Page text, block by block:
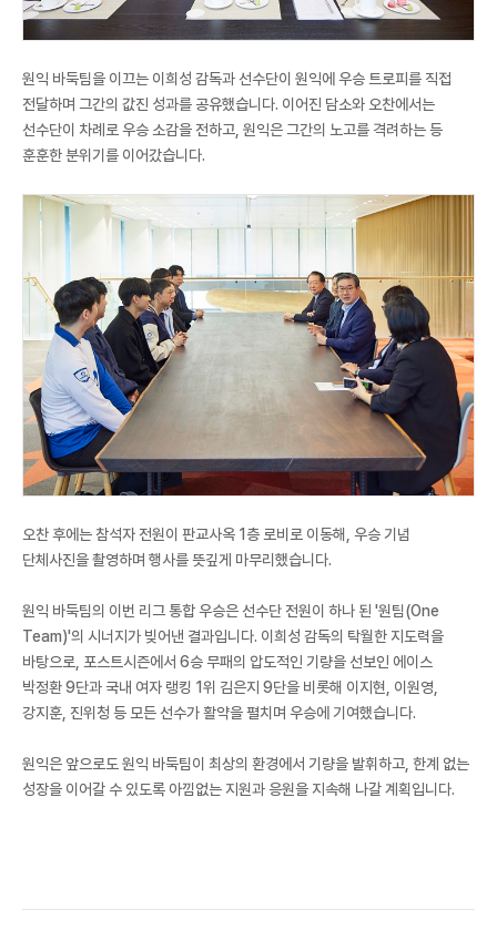
원익 바둑팀을 이끄는 이희성 감독과 선수단이 원익에 우승 트로피를 직접
전달하며 그간의 값진 성과를 공유했습니다. 이어진 담소와 오찬에서는
선수단이 차례로 우승 소감을 전하고, 원익은 그간의 노고를 격려하는 등
훈훈한 분위기를 이어갔습니다.
오찬 후에는 참석자 전원이 판교사옥 1층 로비로 이동해, 우승 기념
단체사진을 촬영하며 행사를 뜻깊게 마무리했습니다.
원익 바둑팀의 이번 리그 통합 우승은 선수단 전원이 하나 된 '원팀(One
Team)'의 시너지가 빚어낸 결과입니다. 이희성 감독의 탁월한 지도력을
바탕으로, 포스트시즌에서 6승 무패의 압도적인 기량을 선보인 에이스
박정환 9단과 국내 여자 랭킹 1위 김은지 9단을 비롯해 이지현, 이원영,
강지훈, 진위청 등 모든 선수가 활약을 펼치며 우승에 기여했습니다.
원익은 앞으로도 원익 바둑팀이 최상의 환경에서 기량을 발휘하고, 한계 없는
성장을 이어갈 수 있도록 아낌없는 지원과 응원을 지속해 나갈 계획입니다.